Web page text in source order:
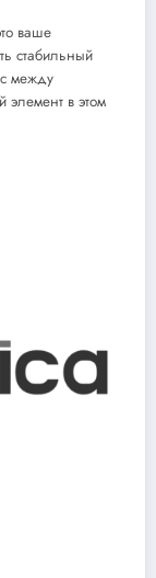
ваше
стабильный
между
в этом